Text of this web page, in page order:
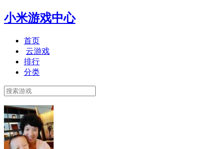
小米游戏中心
首页
云游戏
排行
分类